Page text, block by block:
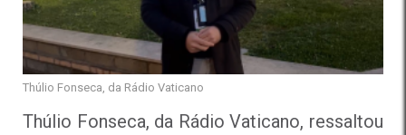
Thúlio Fonseca, da Rádio Vaticano
Thúlio Fonseca, da Rádio Vaticano, ressaltou